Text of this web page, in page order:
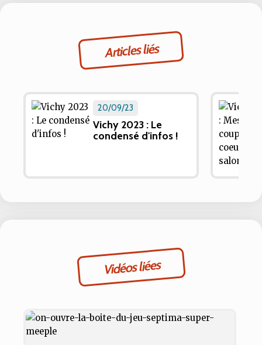
Articles liés
20/09/23
Vichy 2023 : Le
condensé d'infos !
Vidéos liées